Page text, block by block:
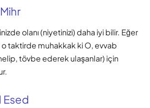
olanı (niyetinizi) daha iyi bilir. Eğer
o taktirde muhakkak ki O, evvab
tövbe ederek ulaşanlar) için
Esed